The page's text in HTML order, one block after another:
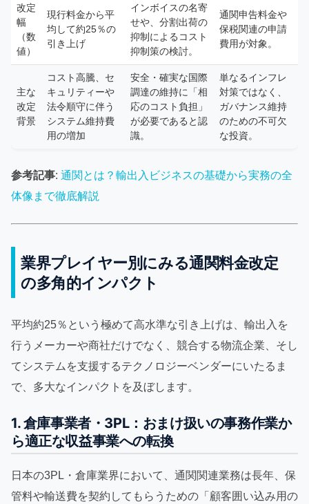
改定
幅
（数
値）
現行料金から平
均して約25％の
引き上げ
インボイスの名寄
せや、分割出荷の
抑制によるコスト
抑制策の検討。
通関申告料金や
保税関連の申請
費用が対象。
主な
改定
背景
コスト高騰、セ
キュリティーや
法令順守に伴う
システム維持費
用の増加
安全・確実な国際
調達の維持に「相
応のコスト負担」
が必要であると認
識。
単なるインフレ
対策ではなく、
ガバナンス維持
のための不可欠
な投資。
参考記事: 通関とは？輸出入ビジネスの基礎から実務の全
体像まで徹底解説
業界プレイヤー別にみる通関料金改定
の多角的インパクト
平均約25％という極めて高水準な引き上げは、輸出入を
行うメーカーや商社だけでなく、競合する物流企業、そし
てシステムを支援するテクノロジーベンダーにいたるま
で、多大なインパクトを及ぼします。
1. 倉庫事業者・3PL：おまけ扱いの事務作業か
ら適正な収益事業への転換
日本の3PL・倉庫業界において、通関関連業務は長年、保
管料や輸送費を契約してもらうための「顧客囲い込み用の